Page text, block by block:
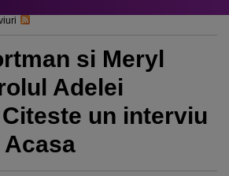
si Meryl
Adelei
un interviu